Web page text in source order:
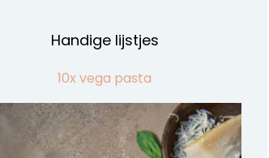
Handige lijstjes
10x vega pasta